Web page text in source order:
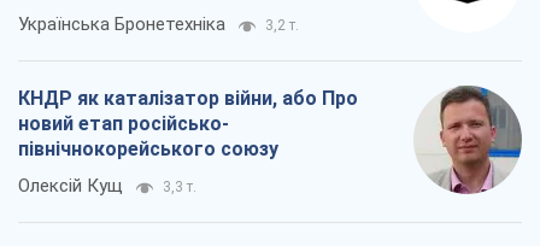
Українська Бронетехніка 3,2 т.
КНДР як каталізатор війни, або Про
новий етап російсько-
північнокорейського союзу
Олексій Кущ 3,3 т.